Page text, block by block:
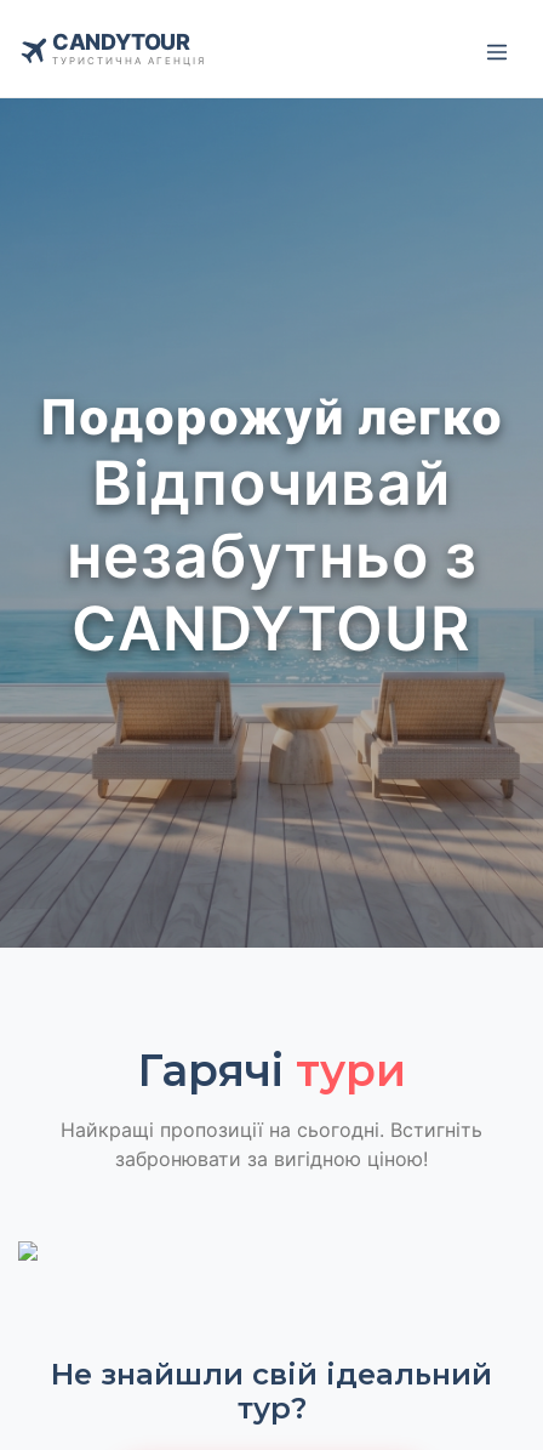
CANDYTOUR
ТУРИСТИЧНА АГЕНЦІЯ
Подорожуй легко
Відпочивай
незабутньо з
CANDYTOUR
Гарячі тури
Найкращі пропозиції на сьогодні. Встигніть
забронювати за вигідною ціною!
Не знайшли свій ідеальний
тур?